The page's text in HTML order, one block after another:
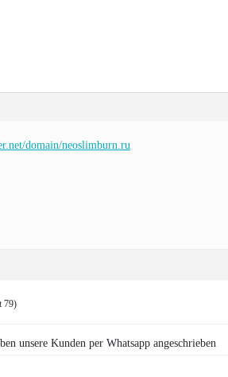
domain/neoslimburn.ru
79)
unsere Kunden per Whatsapp angeschrieben